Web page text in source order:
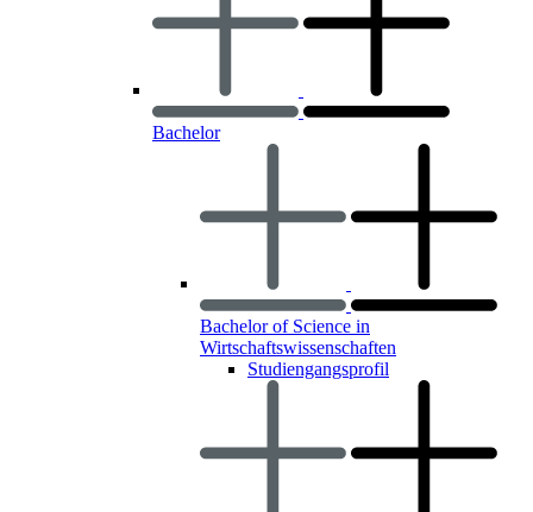
Bachelor
Bachelor of Science in
Wirtschaftswissenschaften
Studiengangsprofil